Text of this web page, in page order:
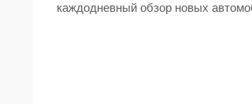
каждодневный обзор новых